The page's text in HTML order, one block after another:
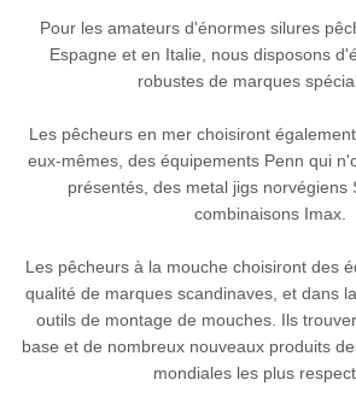
Pour les amateurs d'énormes silures
Espagne et en Italie, nous disposons
robustes de marques
Les pêcheurs en mer choisiront
eux-mêmes, des équipements Penn qui
présentés, des metal jigs norvégiens
combinaisons Imax.
Les pêcheurs à la mouche choisiront des
qualité de marques scandinaves, et dans
outils de montage de mouches. Ils
base et de nombreux nouveaux produits
mondiales les plus